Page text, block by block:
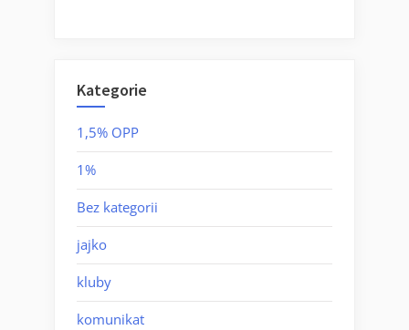
Kategorie
1,5% OPP
1%
Bez kategorii
jajko
kluby
komunikat